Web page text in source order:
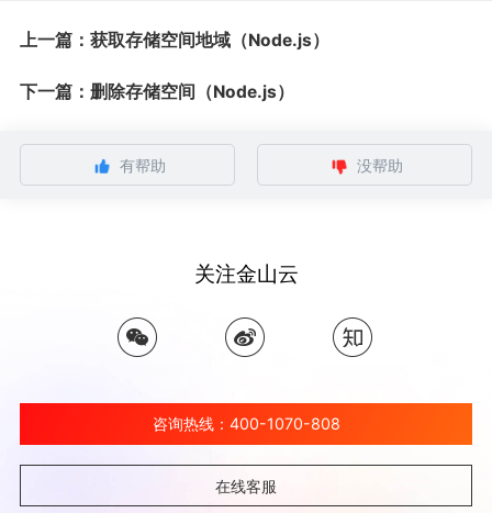
上一篇：获取存储空间地域（Node.js）
下一篇：删除存储空间（Node.js）
有帮助 没帮助
关注金山云
咨询热线：400-1070-808
在线客服